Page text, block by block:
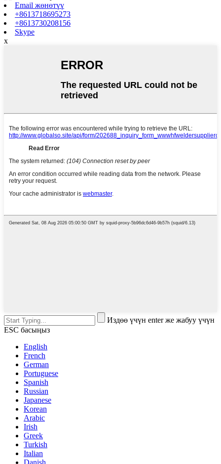
Email жөнөтүү
+8613718695273
+8613730208156
Skype
x
Издөө үчүн enter же жабуу үчүн
ESC басыңыз
English
French
German
Portuguese
Spanish
Russian
Japanese
Korean
Arabic
Irish
Greek
Turkish
Italian
Danish